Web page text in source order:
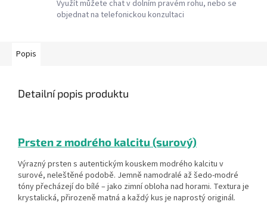
Využít můžete chat v dolním pravém rohu, nebo se
objednat na telefonickou konzultaci
Popis
Detailní popis produktu
Prsten z modrého kalcitu (surový)
Výrazný prsten s autentickým kouskem modrého kalcitu v
surové, neleštěné podobě. Jemně namodralé až šedo‑modré
tóny přecházejí do bílé – jako zimní obloha nad horami. Textura je
krystalická, přirozeně matná a každý kus je naprostý originál.